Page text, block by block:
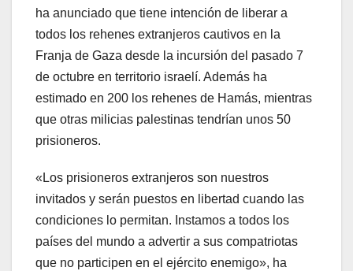
ha anunciado que tiene intención de liberar a
todos los rehenes extranjeros cautivos en la
Franja de Gaza desde la incursión del pasado 7
de octubre en territorio israelí. Además ha
estimado en 200 los rehenes de Hamás, mientras
que otras milicias palestinas tendrían unos 50
prisioneros.
«Los prisioneros extranjeros son nuestros
invitados y serán puestos en libertad cuando las
condiciones lo permitan. Instamos a todos los
países del mundo a advertir a sus compatriotas
que no participen en el ejército enemigo», ha